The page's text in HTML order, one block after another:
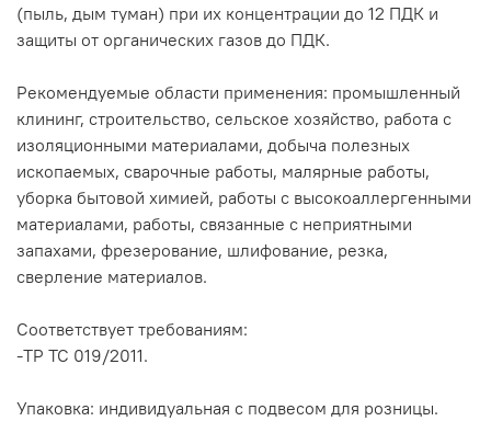
(пыль, дым туман) при их концентрации до 12 ПДК и
защиты от органических газов до ПДК.
Рекомендуемые области применения: промышленный
клининг, строительство, сельское хозяйство, работа с
изоляционными материалами, добыча полезных
ископаемых, сварочные работы, малярные работы,
уборка бытовой химией, работы с высокоаллергенными
материалами, работы, связанные с неприятными
запахами, фрезерование, шлифование, резка,
сверление материалов.
Соответствует требованиям:
-ТР ТС 019/2011.
Упаковка: индивидуальная с подвесом для розницы.